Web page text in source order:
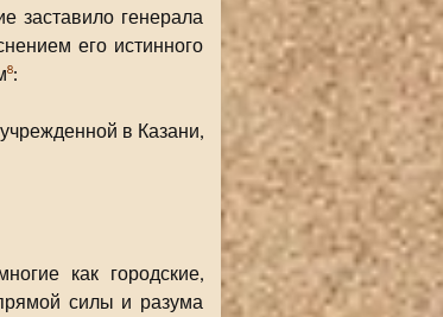
заставило генерала
его истинного
8:
в Казани,
как городские,
силы и разума